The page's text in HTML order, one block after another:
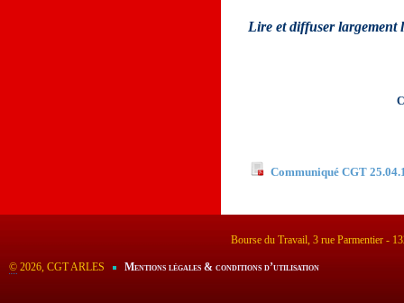
Lire et diffuser largement
Communiqué CGT
Bourse du Travail, 3 rue Parmentier -
© 2026, CGT ARLES Mentions légales & conditions d’utilisation